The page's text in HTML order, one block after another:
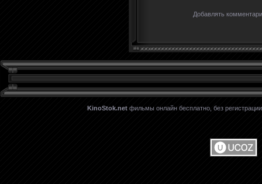
Добавлять
KinoStok.net фильмы онлайн бесплатно, без